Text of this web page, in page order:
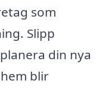
som
Slipp
din nya
blir